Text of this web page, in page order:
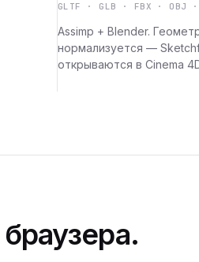
GLTF · GLB · FBX · OBJ
Assimp + Blender.
нормализуется —
открываются в Cinema